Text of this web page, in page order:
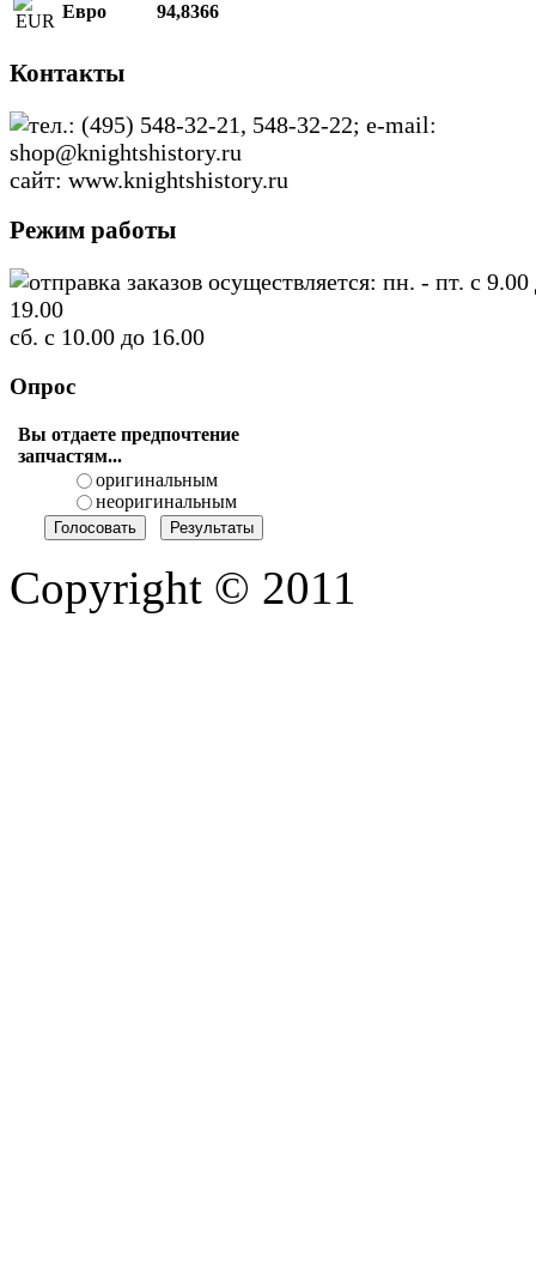
Евро 94,8366
Контакты
тел.: (495) 548-32-21, 548-32-22; e-mail:
shop@knightshistory.ru
сайт: www.knightshistory.ru
Режим работы
отправка заказов осуществляется: пн. - пт. с 9.00
19.00
сб. с 10.00 до 16.00
Опрос
Вы отдаете предпочтение
запчастям...
оригинальным
неоригинальным
Copyright © 2011